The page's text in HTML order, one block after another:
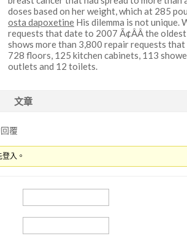
doses based on her weight, which at 285
osta dapoxetine His dilemma is not
requests that date to 2007 Ã¢ÂÂ the
shows more than 3,800 repair requests
728 floors, 125 kitchen cabinets, 113
outlets and 12 toilets.
文章
覆
入。